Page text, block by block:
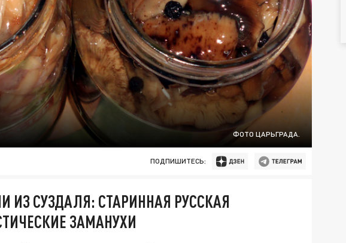
ФОТО ЦАРЬГРАДА.
ПОДПИШИТЕСЬ:
ИЗ СУЗДАЛЯ: СТАРИННАЯ РУССКАЯ
ЗАМАНУХИ